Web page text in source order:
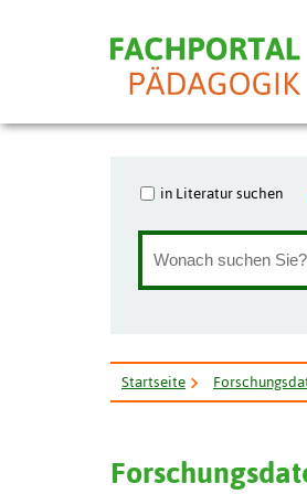
in Literatur suchen
Startseite